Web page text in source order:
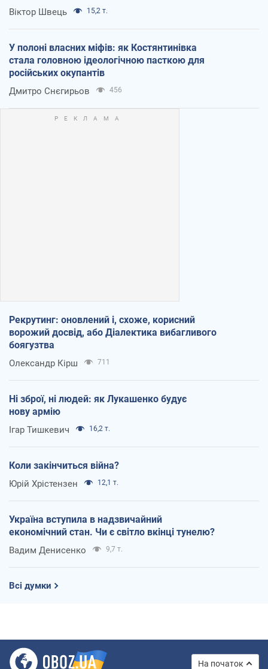
Віктор Швець 15,2 т.
У полоні власних міфів: як Костянтинівка
стала головною ідеологічною пасткою для
російських окупантів
Дмитро Снєгирьов 456
Рекрутинг: оновлений і, схоже, корисний
ворожий досвід, або Діалектика вибагливого
боягузтва
Олександр Кірш 711
Ні зброї, ні людей: як Лукашенко будує
нову армію
Ігар Тишкевич 16,2 т.
Коли закінчиться війна?
Юрій Хрістензен 12,1 т.
Україна вступила в надзвичайний
економічний стан. Чи є світло вкінці тунелю?
Вадим Денисенко 9,7 т.
Всі думки
На початок